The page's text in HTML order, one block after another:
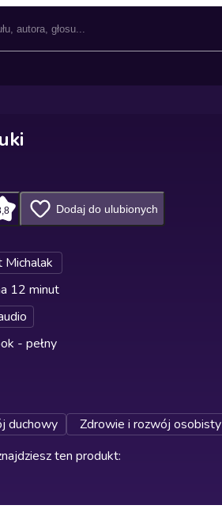
Dodaj do ulubionych
Michalak
12 minut
- pełny
duchowy
Zdrowie i rozwój osobisty
ten produkt: